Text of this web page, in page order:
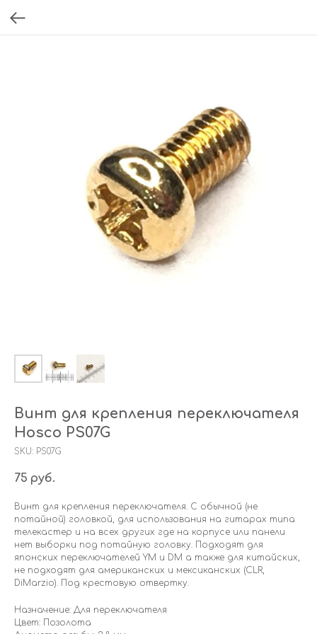
Винт для крепления переключателя
Hosco PS07G
SKU: PS07G
75 руб.
Винт для крепления переключателя. С обычной (не
потайной) головкой, для использования на гитарах типа
телекастер и на всех других где на корпусе или панели
нет выборки под потайную головку. Подходят для
японских переключателей YM и DM а также для китайских,
не подходят для американских и мексиканских (CLR,
DiMarzio). Под крестовую отвертку.
Назначение: Для переключателя
Цвет: Позолота